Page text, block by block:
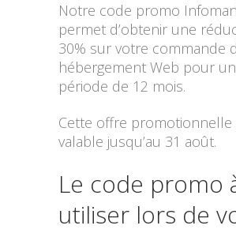
Notre code promo
permet d’obtenir une
30% sur votre commande
hébergement Web pour
période de 12 mois.
Cette offre promotionnelle
valable jusqu’au 31 août.
Le code promo
utiliser lors de